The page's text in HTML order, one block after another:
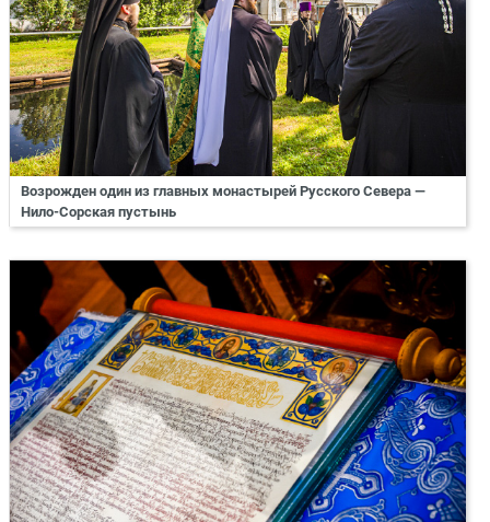
Возрожден один из главных монастырей Русского Севера —
Нило-Сорская пустынь